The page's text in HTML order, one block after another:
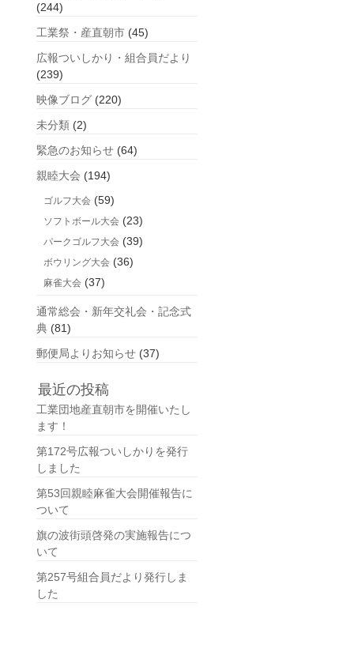
(244)
工業祭・産直朝市 (45)
広報ついしかり・組合員だより
(239)
映像ブログ (220)
未分類 (2)
緊急のお知らせ (64)
親睦大会 (194)
ゴルフ大会 (59)
ソフトボール大会 (23)
パークゴルフ大会 (39)
ボウリング大会 (36)
麻雀大会 (37)
通常総会・新年交礼会・記念式
典 (81)
郵便局よりお知らせ (37)
最近の投稿
工業団地産直朝市を開催いたし
ます！
第172号広報ついしかりを発行
しました
第53回親睦麻雀大会開催報告に
ついて
旗の波街頭啓発の実施報告につ
いて
第257号組合員だより発行しま
した